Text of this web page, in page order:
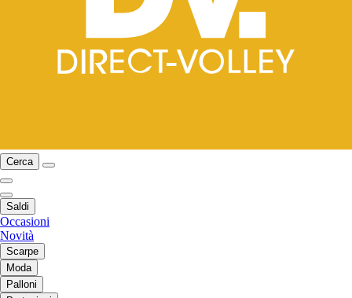
Cerca
Saldi
Occasioni
Novità
Scarpe
Moda
Palloni